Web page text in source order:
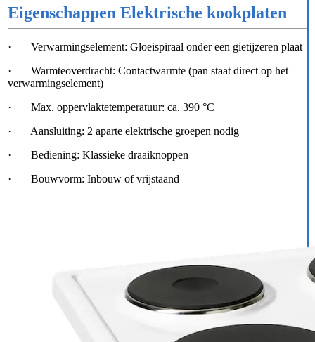
Eigenschappen Elektrische kookplaten
· Verwarmingselement: Gloeispiraal onder een gietijzeren plaat
· Warmteoverdracht: Contactwarmte (pan staat direct op het
verwarmingselement)
· Max. oppervlaktetemperatuur: ca. 390 °C
· Aansluiting: 2 aparte elektrische groepen nodig
· Bediening: Klassieke draaiknoppen
· Bouwvorm: Inbouw of vrijstaand